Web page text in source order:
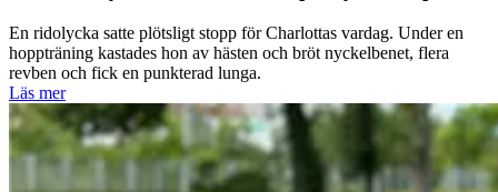
En ridolycka satte plötsligt stopp för Charlottas vardag. Under en
hoppträning kastades hon av hästen och bröt nyckelbenet, flera
revben och fick en punkterad lunga.
Läs mer